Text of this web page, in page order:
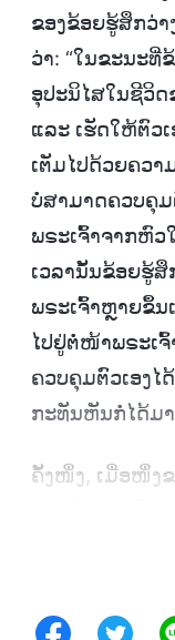
ຂອງຂ້ອຍຮູ້ສຶກວ່າ
ວ່າ: “ໃນຂະນະທີ່
ອຸປະນິໄສໃນຊີວິດ
ແລະ ເຮັດໃຫ້ຕົວ
ເຕັມໄປດ້ວຍຄວ
ບໍ່ສາມາດຄວບຄຸມ
ພຣະເຈົ້າຈາກຫົ
ເວລານັ້ນຂ້ອຍຮູ້ສຶ
ພຣະເຈົ້າຫຼາຍຂຶ້
ໄປຢູ່ຕໍ່ໜ້າພຣະເຈົ້
ຄວບຄຸມຕົວເອງ
ກະທັນຫັນກໍ່ໄດ້ມ
ຄັ້ງໜຶ່ງ, ເມື່ອໜຶ່ງ
ເພື່ອນຮ່ວມງານ
ບໍ?” ຂ້ອຍຮູ້ສຶກວ່